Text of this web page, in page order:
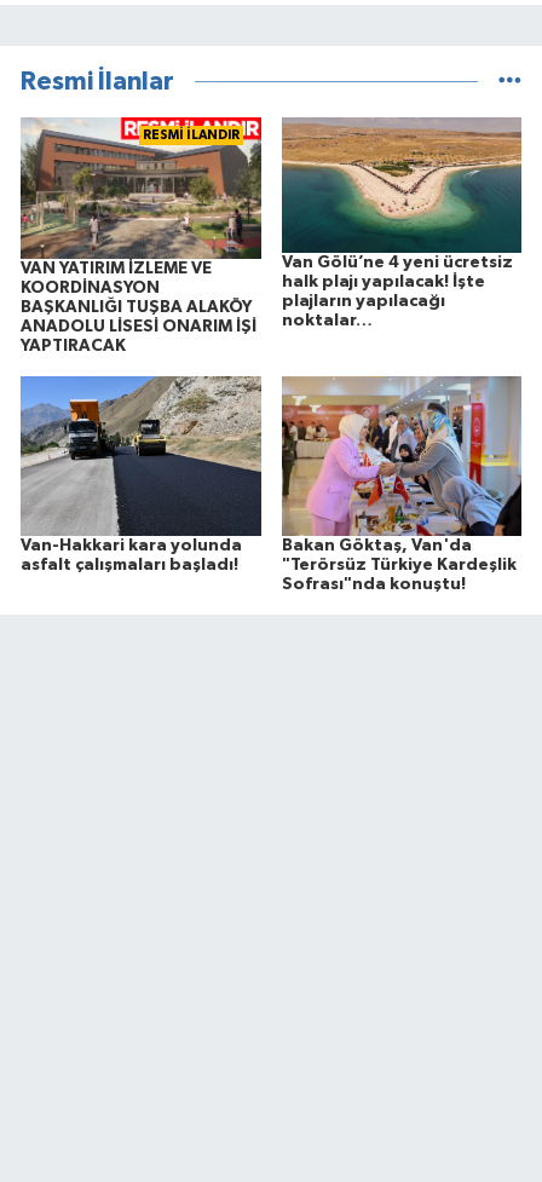
Resmi İlanlar
RESMİ İLANDIR
VAN YATIRIM İZLEME VE
KOORDİNASYON
BAŞKANLIĞI TUŞBA ALAKÖY
ANADOLU LİSESİ ONARIM İŞİ
YAPTIRACAK
Van Gölü’ne 4 yeni ücretsiz
halk plajı yapılacak! İşte
plajların yapılacağı
noktalar…
Van-Hakkari kara yolunda
asfalt çalışmaları başladı!
Bakan Göktaş, Van'da
"Terörsüz Türkiye Kardeşlik
Sofrası"nda konuştu!